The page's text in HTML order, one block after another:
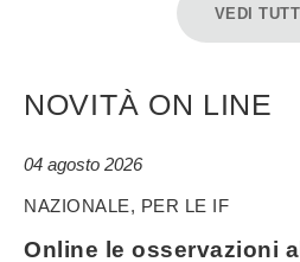
VEDI
NOVITÀ ON LINE
04 agosto 2026
NAZIONALE, PER LE IF
Online le osservazioni